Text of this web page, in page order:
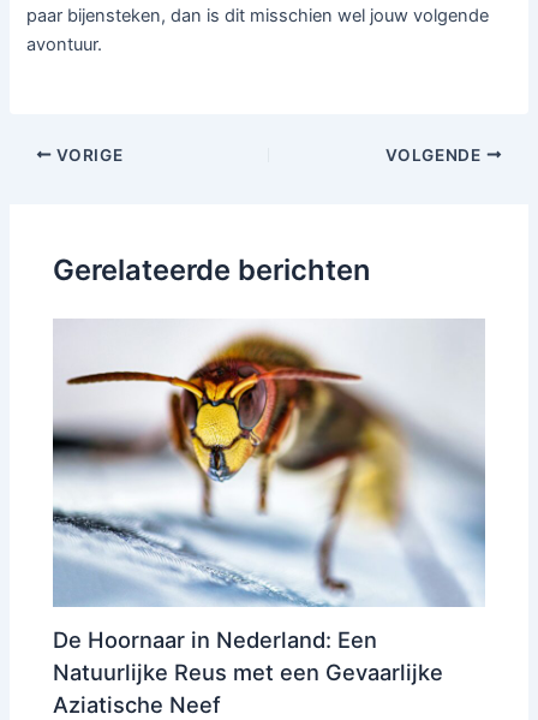
paar bijensteken, dan is dit misschien wel jouw volgende
avontuur.
BerichtVORIGE VOLGENDE
Gerelateerde berichten
De Hoornaar in Nederland: Een
Natuurlijke Reus met een Gevaarlijke
Aziatische Neef